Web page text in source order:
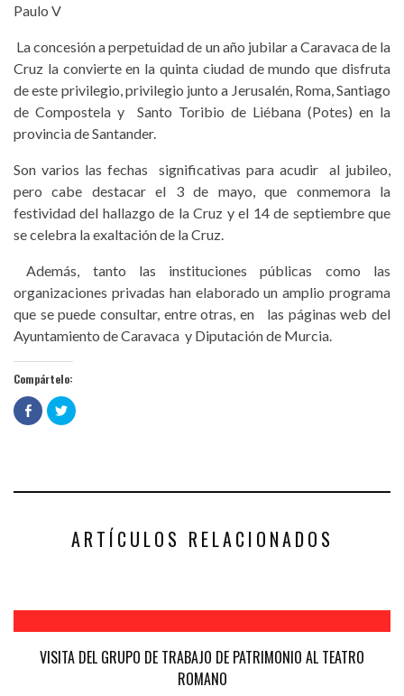
Paulo V
La concesión a perpetuidad de un año jubilar a Caravaca de la
Cruz la convierte en la quinta ciudad de mundo que disfruta
de este privilegio, privilegio junto a Jerusalén, Roma, Santiago
de Compostela y Santo Toribio de Liébana (Potes) en la
provincia de Santander.
Son varios las fechas significativas para acudir al jubileo,
pero cabe destacar el 3 de mayo, que conmemora la
festividad del hallazgo de la Cruz y el 14 de septiembre que
se celebra la exaltación de la Cruz.
Además, tanto las instituciones públicas como las
organizaciones privadas han elaborado un amplio programa
que se puede consultar, entre otras, en las páginas web del
Ayuntamiento de Caravaca y Diputación de Murcia.
Compártelo:
Haz
clic
para
en
Haz
clic
en
ARTÍCULOS RELACIONADOS
VISITA DEL GRUPO DE TRABAJO DE PATRIMONIO AL TEATRO
ROMANO